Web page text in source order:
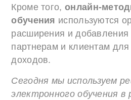
Кроме того, онлайн-
обучения используются
расширения и добавления
партнерам и клиентам
доходов.
Сегодня мы используем
электронного обучения в